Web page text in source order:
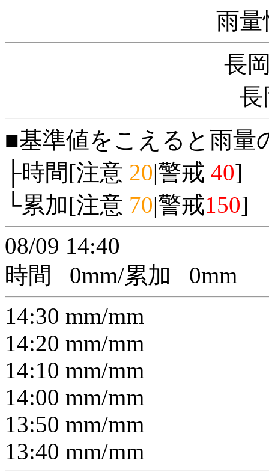
雨量
長
長
■基準値をこえると雨量
├時間[注意 20|警戒 40]
└累加[注意 70|警戒150]
08/09 14:40
時間
0mm/累加 0mm
14:30 mm/mm
14:20 mm/mm
14:10 mm/mm
14:00 mm/mm
13:50 mm/mm
13:40 mm/mm